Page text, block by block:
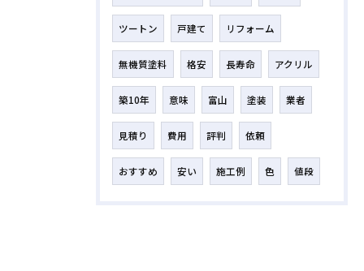
ツートン 戸建て リフォーム
無機質塗料 格安 長寿命 アクリル
築10年 意味 富山 塗装 業者
見積り 費用 評判 依頼
おすすめ 安い 施工例 色 値段